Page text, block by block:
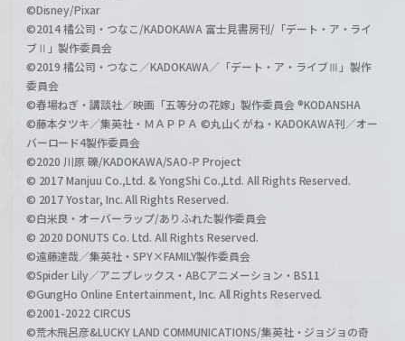
©Disney/Pixar
©2014 橘公司・つなこ/KADOKAWA 富士見書房刊/「デート・ア・ライ
ブⅡ」製作委員会
©2019 橘公司・つなこ／KADOKAWA／「デート・ア・ライブⅢ」製作
委員会
©春場ねぎ・講談社／映画「五等分の花嫁」製作委員会 ®KODANSHA
©藤本タツキ／集英社・ＭＡＰＰＡ ©丸山くがね・KADOKAWA刊／オー
バーロード4製作委員会
©2020 川原 礫/KADOKAWA/SAO-P Project
© 2017 Manjuu Co.,Ltd. & YongShi Co.,Ltd. All Rights Reserved.
© 2017 Yostar, Inc. All Rights Reserved.
©白米良・オーバーラップ/ありふれた製作委員会
© 2020 DONUTS Co. Ltd. All Rights Reserved.
©遠藤達哉／集英社・SPY×FAMILY製作委員会
©Spider Lily／アニプレックス・ABCアニメーション・BS11
©GungHo Online Entertainment, Inc. All Rights Reserved.
©2001-2022 CIRCUS
©荒木飛呂彦&LUCKY LAND COMMUNICATIONS/集英社・ジョジョの奇